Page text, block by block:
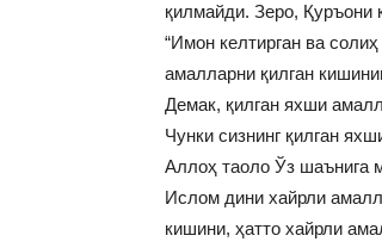
қилмайди. Зеро, Қуръони
“Имон келтирган ва
амалларни қилган
Демак, қилган яхши
Чунки сизнинг қилган
Аллоҳ таоло Ўз шаънига
Ислом дини хайрли
кишини, ҳатто хайрли